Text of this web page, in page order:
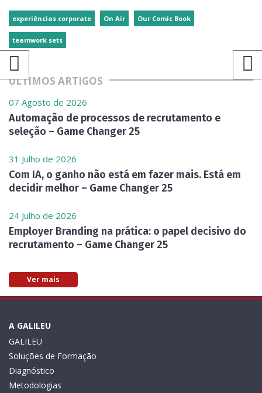
experiências corporate On Air Our Comic Book
teamwork sets
ÚLTIMOS ARTIGOS
07 Agosto de 2026
Automação de processos de recrutamento e
seleção – Game Changer 25
31 Julho de 2026
Com IA, o ganho não está em fazer mais. Está em
decidir melhor – Game Changer 25
24 Julho de 2026
Employer Branding na prática: o papel decisivo do
recrutamento – Game Changer 25
Ver mais
A GALILEU
GALILEU
Soluções de Formação
Diagnóstico
Metodologias